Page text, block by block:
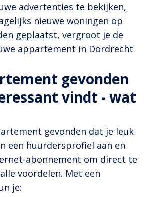
advertenties te bekijken,
nieuwe woningen op
geplaatst, vergroot je de
appartement in Dordrecht
gevonden
vindt - wat
gevonden dat je leuk
een huurdersprofiel aan en
abonnement om direct te
voordelen. Met een
je: